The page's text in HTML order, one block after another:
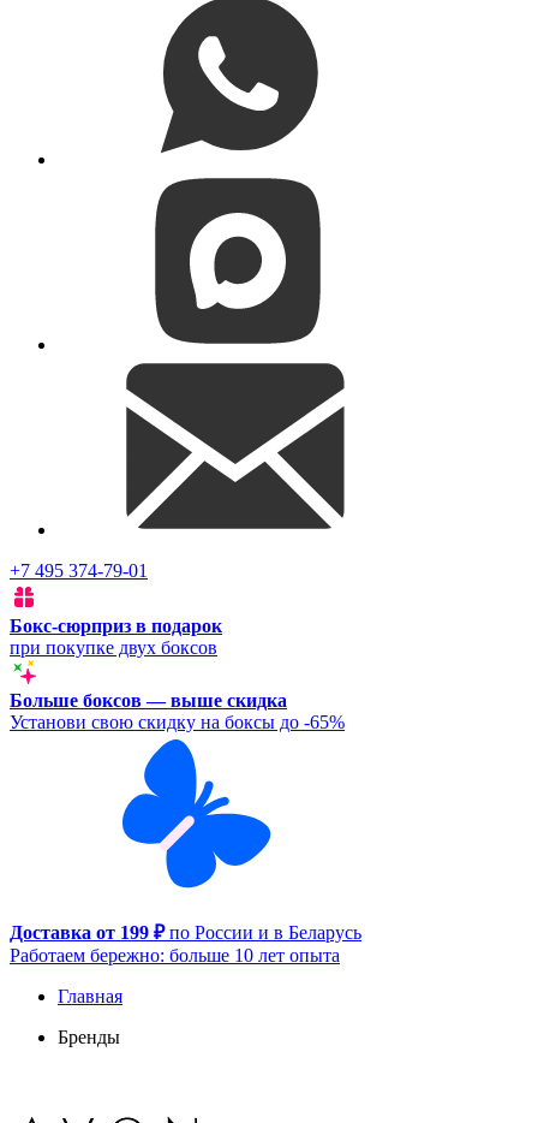
+7 495 374-79-01
Бокс-сюрприз в подарок
при покупке двух боксов
Больше боксов — выше скидка
Установи свою скидку на боксы до -65%
Доставка от 199 ₽по России и в Беларусь
Работаем бережно: больше 10 лет опыта
Главная
Бренды